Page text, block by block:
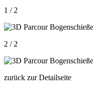
1 / 2
2 / 2
zurück zur Detailseite